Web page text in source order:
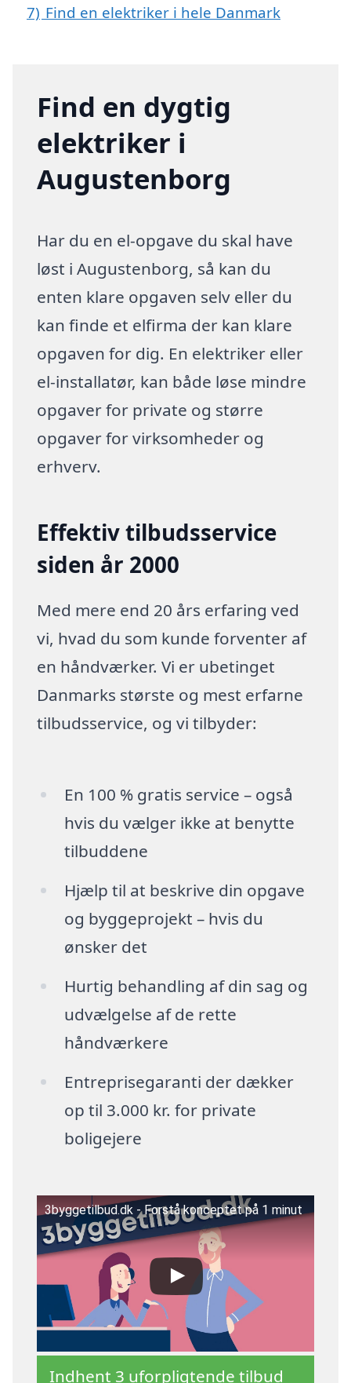
7) Find en elektriker i hele Danmark
Find en dygtig
elektriker i
Augustenborg
Har du en el-opgave du skal have
løst i Augustenborg, så kan du
enten klare opgaven selv eller du
kan finde et elfirma der kan klare
opgaven for dig. En elektriker eller
el-installatør, kan både løse mindre
opgaver for private og større
opgaver for virksomheder og
erhverv.
Effektiv tilbudsservice
siden år 2000
Med mere end 20 års erfaring ved
vi, hvad du som kunde forventer af
en håndværker. Vi er ubetinget
Danmarks største og mest erfarne
tilbudsservice, og vi tilbyder:
En 100 % gratis service – også
hvis du vælger ikke at benytte
tilbuddene
Hjælp til at beskrive din opgave
og byggeprojekt – hvis du
ønsker det
Hurtig behandling af din sag og
udvælgelse af de rette
håndværkere
Entreprisegaranti der dækker
op til 3.000 kr. for private
boligejere
3byggetilbud.dk - Forstå konceptet på 1 minut
Indhent 3 uforpligtende tilbud